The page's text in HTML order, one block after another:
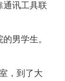
通讯工具联
男学生。
，到了大